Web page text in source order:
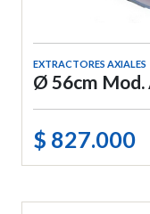
EXTRACTORES AXIALES
Ø 56cm Mod.
$ 827.000